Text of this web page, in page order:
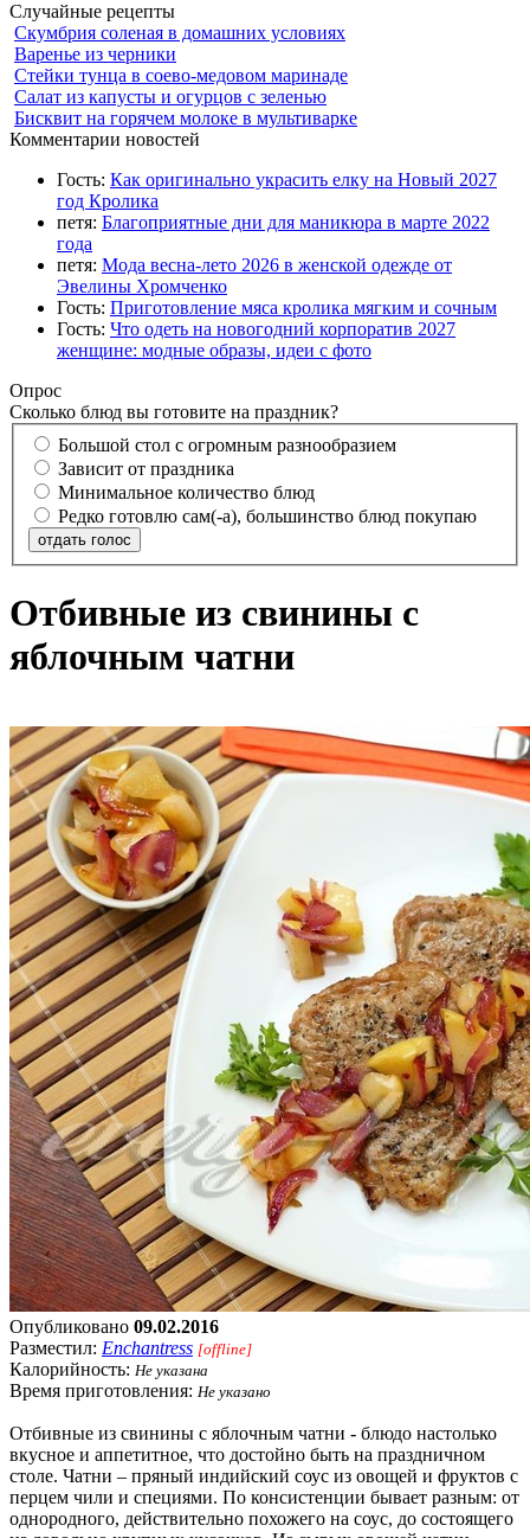
Случайные рецепты
Скумбрия соленая в домашних условиях
Варенье из черники
Стейки тунца в соево-медовом маринаде
Салат из капусты и огурцов с зеленью
Бисквит на горячем молоке в мультиварке
Комментарии новостей
Гость: Как оригинально украсить елку на Новый 2027
год Кролика
петя: Благоприятные дни для маникюра в марте 2022
года
петя: Мода весна-лето 2026 в женской одежде от
Эвелины Хромченко
Гость: Приготовление мяса кролика мягким и сочным
Гость: Что одеть на новогодний корпоратив 2027
женщине: модные образы, идеи с фото
Опрос
Сколько блюд вы готовите на праздник?
Большой стол с огромным разнообразием
Зависит от праздника
Минимальное количество блюд
Редко готовлю сам(-а), большинство блюд покупаю
отдать голос
Отбивные из свинины с
яблочным чатни
Опубликовано 09.02.2016
Разместил: Enchantress [offline]
Калорийность: Не указана
Время приготовления: Не указано
Отбивные из свинины с яблочным чатни - блюдо настолько
вкусное и аппетитное, что достойно быть на праздничном
столе. Чатни – пряный индийский соус из овощей и фруктов с
перцем чили и специями. По консистенции бывает разным: от
однородного, действительно похожего на соус, до состоящего